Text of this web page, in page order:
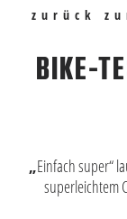
zurück
BIKE-
„Einfach super“
superleichtem